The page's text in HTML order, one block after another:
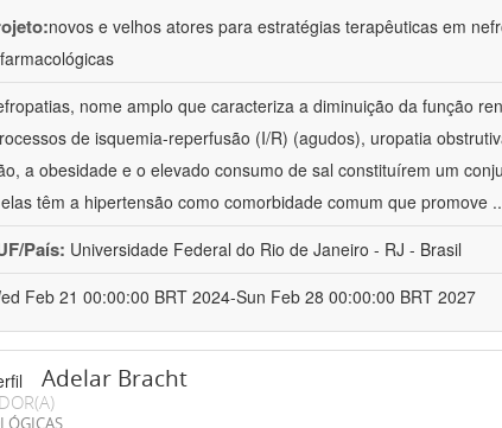
novos e velhos atores para estratégias terapêuticas em
nome amplo que caracteriza a diminuição da função
de isquemia-reperfusão (I/R) (agudos), uropatia
a obesidade e o elevado consumo de sal constituírem um
têm a hipertensão como comorbidade comum que promove
País: Universidade Federal do Rio de Janeiro - RJ - Brasil
Feb 21 00:00:00 BRT 2024-Sun Feb 28 00:00:00 BRT 2027
Adelar Bracht